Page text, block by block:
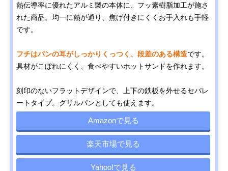
熱伝導率に優れたアルミ製の本体に、フッ素樹脂加工が施さ
れた商品。均一に熱が通り、焦げ付きにくくお手入れも手軽
です。
フチはパンの耳がしっかりくっつく、段差のある構造です。
具材がこぼれにくく、食べやすいホットサンドを作れます。
刻印のないフラットデザインで、上下の鉄板を外せるセパレ
ートタイプ。グリルパンとしても使えます。
Amazonで見る
楽天市場で見る
Yahoo!で見る